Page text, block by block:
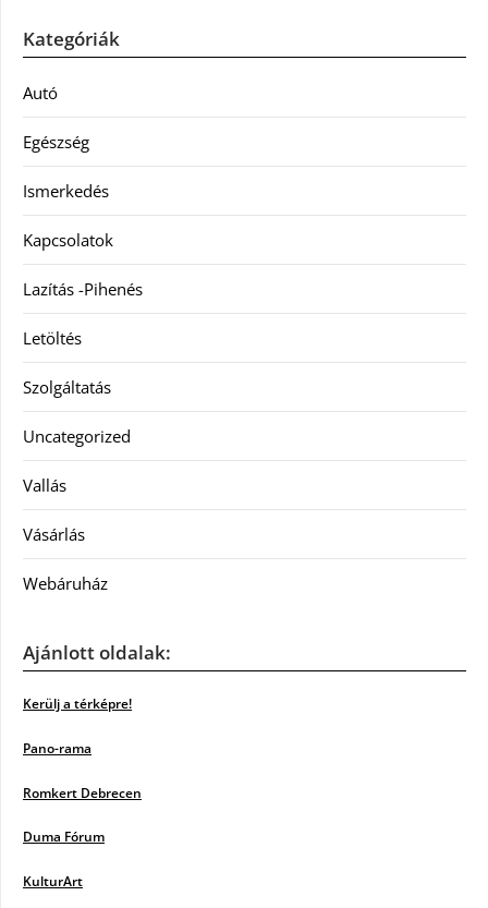
Kategóriák
Autó
Egészség
Ismerkedés
Kapcsolatok
Lazítás -Pihenés
Letöltés
Szolgáltatás
Uncategorized
Vallás
Vásárlás
Webáruház
Ajánlott oldalak:
Kerülj a térképre!
Pano-rama
Romkert Debrecen
Duma Fórum
KulturArt